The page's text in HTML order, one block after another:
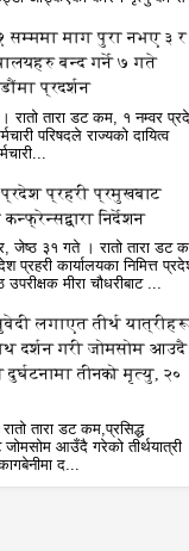
27
झरी पर्ने
सम्ममा माग पुरा नभए ३
बन्द गर्ने ७ गते
प्रदर्शन
रातो तारा डट कम, १ नम्वर
परिषदले राज्यको दायित्व
प्रदेश प्रहरी प्रमुखबाट
कन्फ्रेन्सद्वारा निर्देशन
जेष्ठ ३१ गते । रातो तारा डट
प्रहरी कार्यालयका निमित्त
उपरीक्षक मीरा चौधरीबाट ...
लगाएत तीर्थ यात्रीहरू
दर्शन गरी जोमसोम आउदै
दुर्घटनामा तीनको मृत्यु, २०
तारा डट कम,प्रसिद्ध
जोमसोम आउँदै गरेको तीर्थयात्री
द...